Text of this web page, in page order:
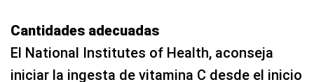
Cantidades adecuadas
El National Institutes of Health, aconseja
iniciar la ingesta de vitamina C desde el inicio